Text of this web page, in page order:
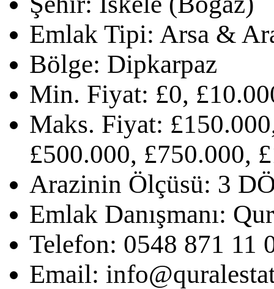
Emlak Tipi: Arsa &
Bölge: Dipkarpaz
Min. Fiyat: £0,
Maks. Fiyat:
£500.000, £750.000,
Arazinin Ölçüsü: 3
Emlak Danışmanı:
Telefon: 0548 871 11
Email: